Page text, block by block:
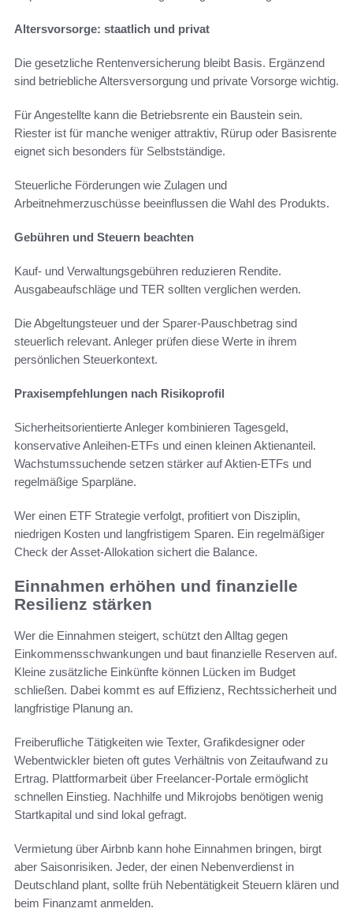
Altersvorsorge: staatlich und privat
Die gesetzliche Rentenversicherung bleibt Basis. Ergänzend
sind betriebliche Altersversorgung und private Vorsorge wichtig.
Für Angestellte kann die Betriebsrente ein Baustein sein.
Riester ist für manche weniger attraktiv, Rürup oder Basisrente
eignet sich besonders für Selbstständige.
Steuerliche Förderungen wie Zulagen und
Arbeitnehmerzuschüsse beeinflussen die Wahl des Produkts.
Gebühren und Steuern beachten
Kauf- und Verwaltungsgebühren reduzieren Rendite.
Ausgabeaufschläge und TER sollten verglichen werden.
Die Abgeltungsteuer und der Sparer-Pauschbetrag sind
steuerlich relevant. Anleger prüfen diese Werte in ihrem
persönlichen Steuerkontext.
Praxisempfehlungen nach Risikoprofil
Sicherheitsorientierte Anleger kombinieren Tagesgeld,
konservative Anleihen-ETFs und einen kleinen Aktienanteil.
Wachstumssuchende setzen stärker auf Aktien-ETFs und
regelmäßige Sparpläne.
Wer einen ETF Strategie verfolgt, profitiert von Disziplin,
niedrigen Kosten und langfristigem Sparen. Ein regelmäßiger
Check der Asset-Allokation sichert die Balance.
Einnahmen erhöhen und finanzielle
Resilienz stärken
Wer die Einnahmen steigert, schützt den Alltag gegen
Einkommensschwankungen und baut finanzielle Reserven auf.
Kleine zusätzliche Einkünfte können Lücken im Budget
schließen. Dabei kommt es auf Effizienz, Rechtssicherheit und
langfristige Planung an.
Freiberufliche Tätigkeiten wie Texter, Grafikdesigner oder
Webentwickler bieten oft gutes Verhältnis von Zeitaufwand zu
Ertrag. Plattformarbeit über Freelancer-Portale ermöglicht
schnellen Einstieg. Nachhilfe und Mikrojobs benötigen wenig
Startkapital und sind lokal gefragt.
Vermietung über Airbnb kann hohe Einnahmen bringen, birgt
aber Saisonrisiken. Jeder, der einen Nebenverdienst in
Deutschland plant, sollte früh Nebentätigkeit Steuern klären und
beim Finanzamt anmelden.